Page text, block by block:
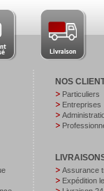
NOS
Particuliers
Entreprises
Assurance
Expédition